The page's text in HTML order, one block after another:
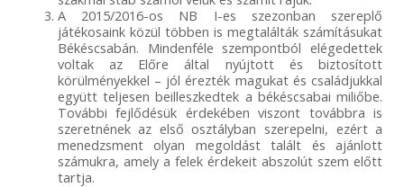
A 2015/2016-os NB I-es szezonban szereplő
játékosaink közül többen is megtalálták számításukat
Békéscsabán. Mindenféle szempontból elégedettek
voltak az Előre által nyújtott és biztosított
körülményekkel – jól érezték magukat és családjukkal
együtt teljesen beilleszkedtek a békéscsabai miliőbe.
További fejlődésük érdekében viszont továbbra is
szeretnének az első osztályban szerepelni, ezért a
menedzsment olyan megoldást talált és ajánlott
számukra, amely a felek érdekeit abszolút szem előtt
tartja.